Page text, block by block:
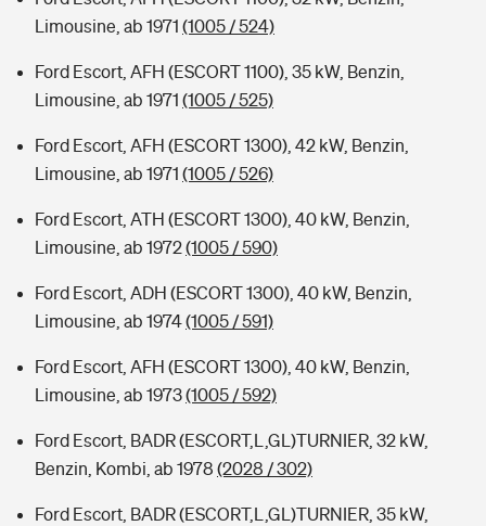
Limousine, ab 1971 (1005 / 524)
Ford Escort, AFH (ESCORT 1100), 35 kW, Benzin,
Limousine, ab 1971 (1005 / 525)
Ford Escort, AFH (ESCORT 1300), 42 kW, Benzin,
Limousine, ab 1971 (1005 / 526)
Ford Escort, ATH (ESCORT 1300), 40 kW, Benzin,
Limousine, ab 1972(1005 / 590)
Ford Escort, ADH (ESCORT 1300), 40 kW, Benzin,
Limousine, ab 1974(1005 / 591)
Ford Escort, AFH (ESCORT 1300), 40 kW, Benzin,
Limousine, ab 1973(1005 / 592)
Ford Escort, BADR (ESCORT,L,GL)TURNIER, 32 kW,
Benzin, Kombi, ab 1978 (2028 / 302)
Ford Escort, BADR (ESCORT,L,GL)TURNIER, 35 kW,